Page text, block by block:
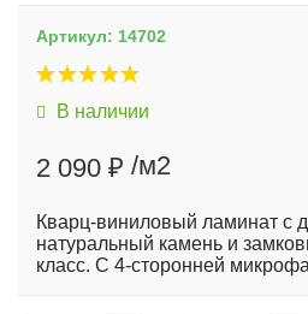
Артикул: 14702
В наличии
2 090 ₽ /м2
Кварц-виниловый ламинат с
натуральный камень и
класс. С 4-сторонней